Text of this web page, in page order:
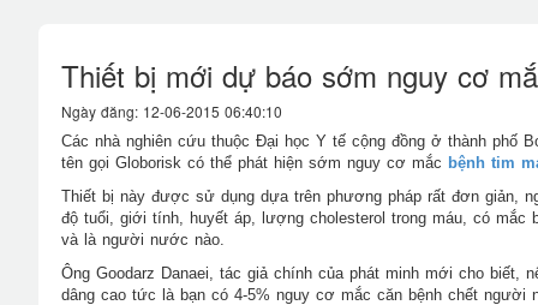
Thiết bị mới dự báo sớm nguy cơ
Ngày đăng: 12-06-2015 06:40:10
Các nhà nghiên cứu thuộc Đại học Y tế cộng đồng ở thành phố
tên gọi Globorisk có thể phát hiện sớm nguy cơ mắc bệnh tim
Thiết bị này được sử dụng dựa trên phương pháp rất đơn giản,
độ tuổi, giới tính, huyết áp, lượng cholesterol trong máu, có mắc
và là người nước nào.
Ông Goodarz Danaei, tác giả chính của phát minh mới cho biết,
dâng cao tức là bạn có 4-5% nguy cơ mắc căn bệnh chết người